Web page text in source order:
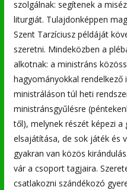
szolgálnak: segítenek a
liturgiát. Tulajdonképpen
Szent Tarzíciusz példáját
szeretni. Mindeközben a
alkotnak: a ministráns
hagyományokkal rendelkező
ministráláson túl heti
ministránsgyűlésre
től), melynek részét képezi
elsajátítása, de sok játék és
gyakran van közös
vár a csoport tagjaira.
csatlakozni szándékozó